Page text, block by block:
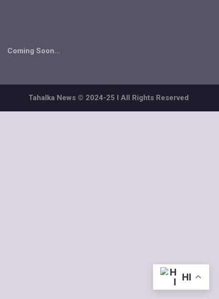
Coming Soon...
Tahalka News © 2024-25 I All Rights Reserved
HI